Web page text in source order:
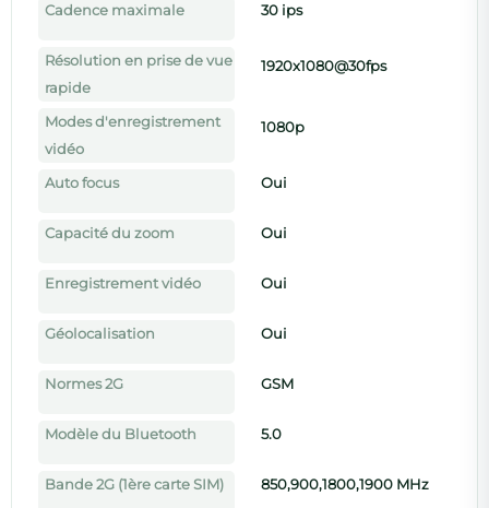
Cadence maximale 30 ips
Résolution en prise de vue
rapide
1920x1080@30fps
Modes d'enregistrement
vidéo
1080p
Auto focus Oui
Capacité du zoom Oui
Enregistrement vidéo Oui
Géolocalisation Oui
Normes 2G GSM
Modèle du Bluetooth 5.0
Bande 2G (1ère carte SIM) 850,900,1800,1900 MHz